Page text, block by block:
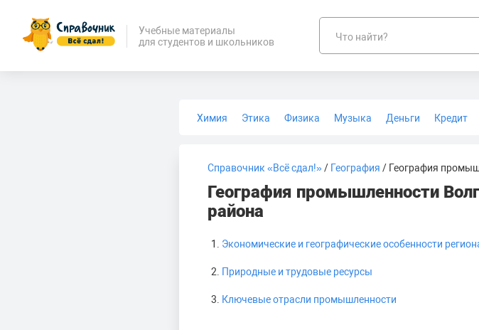
Учебные материалы
для студентов и школьников
Что найти?
Химия Этика Физика Музыка Деньги Кредит
Справочник «Всё сдал!»/ География / География
География промышленности
района
Экономические и географические особенности
Природные и трудовые ресурсы
Ключевые отрасли промышленности